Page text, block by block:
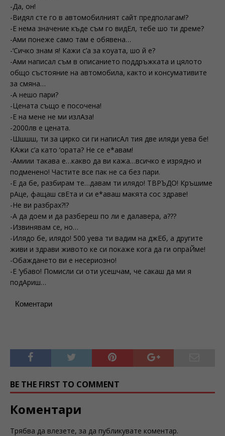
-Да, он!
-Видял сте го в автомобилният сайт предполагам!?
-Е нема значение къде съм го видЕл, тебе шо ти дреме?
-Ами понеже само там е обявена…
-‘Сичко знам я! Кажи с’а за коуата, шо й е?
-Ами написал съм в описанието поддръжката и цялото
общо състояние на автомобила, както и консумативите
за смяна…
-А нешо пари?
-Цената също е посочена!
-Е на мене не ми излАза!
-2000лв е цената.
-Шшшш, ти за цирко си ги написАл тия две иляди уева бе!
КАжи с’а като ‘ората? Не се е*авам!
-Амиии такава е…какво да ви кажа…всичко е изрядно и
подменено! Частите все пак не са без пари.
-Е да бе, разбирам те…давам ти илядо! ТВРЪДО! Кръшиме
рАце, фащаш свЕта и си е*аваш макята сос здраве!
-Не ви разбрах?!?
-А да доем и да разбереш по ли е далавера, а???
-Извинявам се, но…
-Илядо бе, илядо! 500 уева ти вадим на джЕб, а другите
живи и здрави живото ке си покаже кога да ги опраЙме!
-Обаждането ви е несериозно!
-Е ‘убаво! Помисли си оти усешчам, че сакаш да ми я
подАриш…
Коментари
BE THE FIRST TO COMMENT
Коментари
Трябва да влезете, за да публикувате коментар.